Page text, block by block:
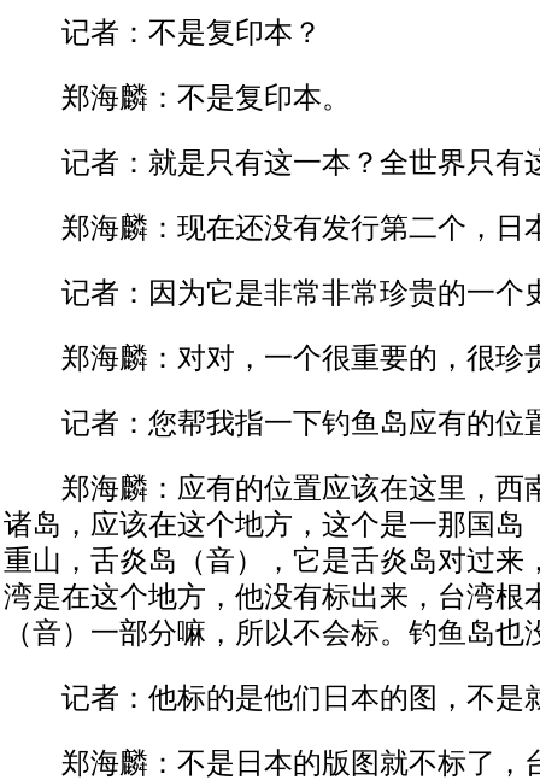
记者：不是复印本？
郑海麟：不是复印本。
记者：就是只有这一本？全世界只有
郑海麟：现在还没有发行第二个，日
记者：因为它是非常非常珍贵的一个
郑海麟：对对，一个很重要的，很珍
记者：您帮我指一下钓鱼岛应有的位
郑海麟：应有的位置应该在这里，西
诸岛，应该在这个地方，这个是一那国岛
重山，舌炎岛（音），它是舌炎岛对过来
湾是在这个地方，他没有标出来，台湾根
（音）一部分嘛，所以不会标。钓鱼岛也
记者：他标的是他们日本的图，不是
郑海麟：不是日本的版图就不标了，